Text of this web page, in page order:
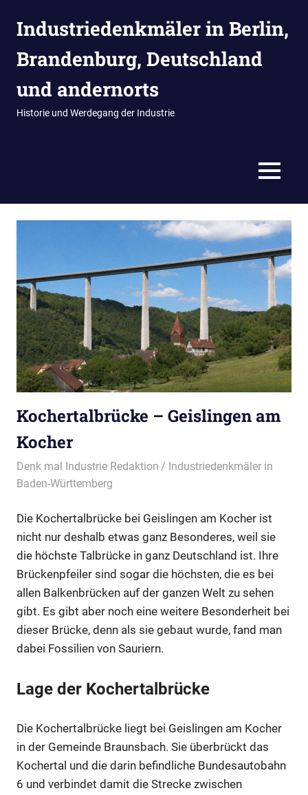
InhaltIndustriedenkmäler in Berlin,
Brandenburg, Deutschland
und andernorts
Historie und Werdegang der Industrie
MENÜ
Kochertalbrücke – Geislingen am
Kocher
09/07/2023
Denk mal Industrie Redaktion
Industriedenkmäler in
Baden-Württemberg
Die Kochertalbrücke bei Geislingen am Kocher ist
nicht nur deshalb etwas ganz Besonderes, weil sie
die höchste Talbrücke in ganz Deutschland ist. Ihre
Brückenpfeiler sind sogar die höchsten, die es bei
allen Balkenbrücken auf der ganzen Welt zu sehen
gibt. Es gibt aber noch eine weitere Besonderheit bei
dieser Brücke, denn als sie gebaut wurde, fand man
dabei Fossilien von Sauriern.
Lage der Kochertalbrücke
Die Kochertalbrücke liegt bei Geislingen am Kocher
in der Gemeinde Braunsbach. Sie überbrückt das
Kochertal und die darin befindliche Bundesautobahn
6 und verbindet damit die Strecke zwischen